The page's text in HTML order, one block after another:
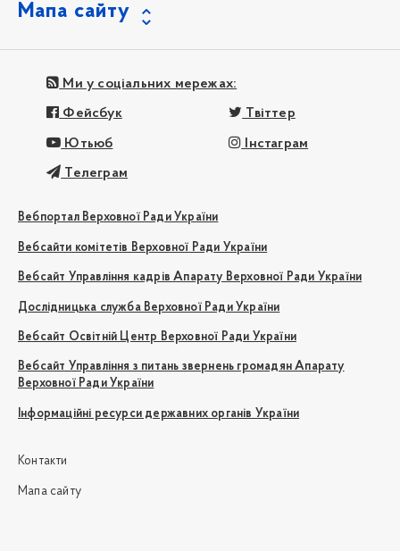
Мапа сайту
Ми у соціальних мережах:
Фейсбук Твіттер
Ютьюб Інстаграм
Телеграм
Вебпортал Верховної Ради України
Вебсайти комітетів Верховної Ради України
Вебсайт Управління кадрів Апарату Верховної Ради України
Дослідницька служба Верховної Ради України
Вебсайт Освітній Центр Верховної Ради України
Вебсайт Управління з питань звернень громадян Апарату
Верховної Ради України
Інформаційні ресурси державних органів України
Контакти
Мапа сайту